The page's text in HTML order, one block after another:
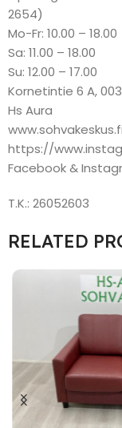
2654)
Mo-Fr: 10.00 – 18.00
Sa: 11.00 – 18.00
Su: 12.00 – 17.00
Kornetintie 6 A,
Hs Aura
www.sohvakeskus.fi
https://
Facebook &
T.K.: 26052603
RELATED